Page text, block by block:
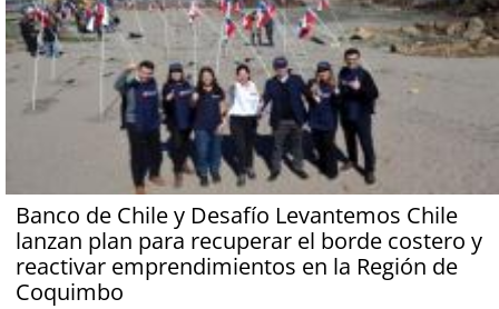
Banco de Chile y Desafío Levantemos Chile
lanzan plan para recuperar el borde costero y
reactivar emprendimientos en la Región de
Coquimbo